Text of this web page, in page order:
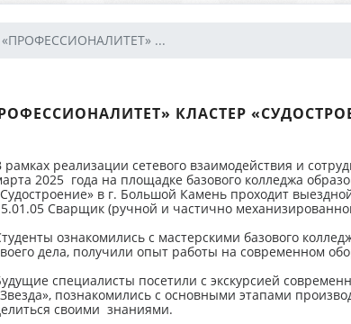
...
КЛАСТЕР
рамках реализации сетевого взаимодействия и
2025 года на площадке базового колледжа
в г. Большой Камень проходит
Сварщик (ручной и частично
ознакомились с мастерскими базового
дела, получили опыт работы на современном
специалисты посетили с экскурсией
познакомились с основными этапами
своими знаниями.